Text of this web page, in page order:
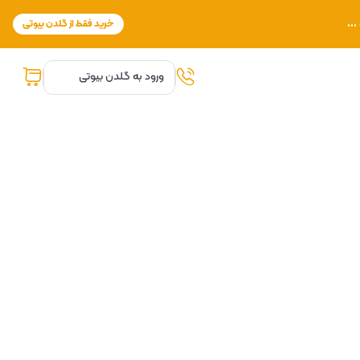
... خرید فقط از گلدن بیوتی
ورود به گلدن بیوتی
0